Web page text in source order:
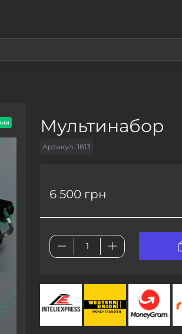
Мультинабор
Артикул: 1813
6 500 грн